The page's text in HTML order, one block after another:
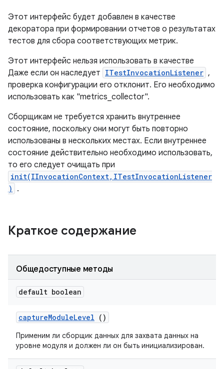
Этот интерфейс будет добавлен в качестве
декоратора при формировании отчетов о результатах
тестов для сбора соответствующих метрик.
Этот интерфейс нельзя использовать в качестве
Даже если он наследует ITestInvocationListener ,
проверка конфигурации его отклонит. Его необходимо
использовать как "metrics_collector".
Сборщикам не требуется хранить внутреннее
состояние, поскольку они могут быть повторно
использованы в нескольких местах. Если внутреннее
состояние действительно необходимо использовать,
то его следует очищать при
init(IInvocationContext,ITestInvocationListener
)
.
Краткое содержание
Общедоступные методы
default boolean
captureModuleLevel ()
Применим ли сборщик данных для захвата данных на
уровне модуля и должен ли он быть инициализирован.